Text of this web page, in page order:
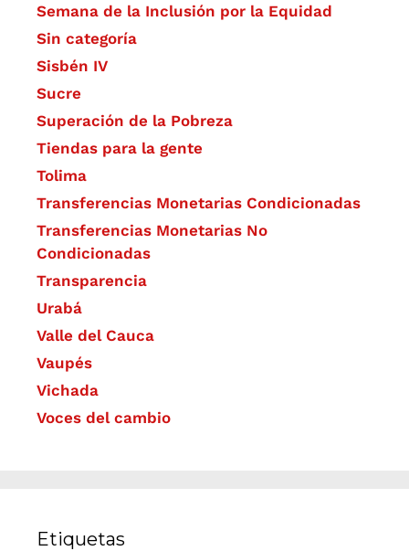
Semana de la Inclusión por la Equidad
Sin categoría
Sisbén IV
Sucre
Superación de la Pobreza
Tiendas para la gente
Tolima
Transferencias Monetarias Condicionadas
Transferencias Monetarias No
Condicionadas
Transparencia
Urabá
Valle del Cauca
Vaupés
Vichada
Voces del cambio
Etiquetas